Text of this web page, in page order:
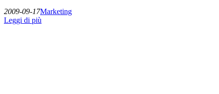
2009-09-17Marketing
Leggi di più